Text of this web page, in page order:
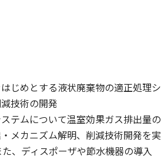
じめとする液状廃棄物の適正処理シ
技術の開発
テムについて温室効果ガス排出量の
メカニズム解明、削減技術開発を実
、ディスポーザや節水機器の導入